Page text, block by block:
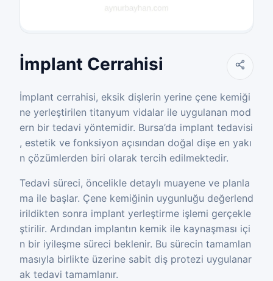
İmplant Cerrahisi
İmplant cerrahisi, eksik dişlerin yerine çene kemiği
ne yerleştirilen titanyum vidalar ile uygulanan mod
ern bir tedavi yöntemidir. Bursa’da implant tedavisi
, estetik ve fonksiyon açısından doğal dişe en yakı
n çözümlerden biri olarak tercih edilmektedir.
Tedavi süreci, öncelikle detaylı muayene ve planla
ma ile başlar. Çene kemiğinin uygunluğu değerlend
irildikten sonra implant yerleştirme işlemi gerçekle
ştirilir. Ardından implantın kemik ile kaynaşması içi
n bir iyileşme süreci beklenir. Bu sürecin tamamlan
masıyla birlikte üzerine sabit diş protezi uygulanar
ak tedavi tamamlanır.